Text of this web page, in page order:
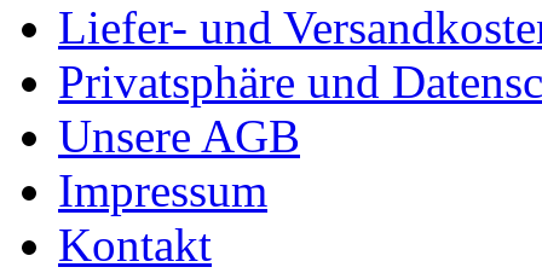
Liefer- und
Privatsphäre und
Unsere AGB
Impressum
Kontakt